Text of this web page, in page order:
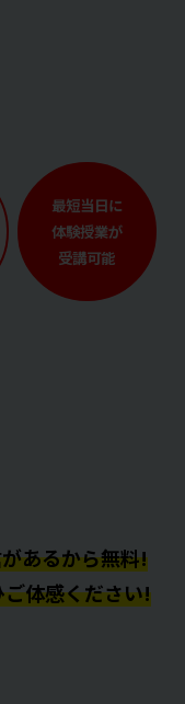
最短当日に
体験授業が
受講可能
あるから無料!
体感ください!